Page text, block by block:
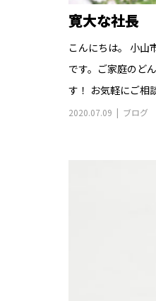
寛大な社長
こんにちは。 小山
です。ご家庭のど
す！ お気軽にご相
2020.07.09 ブログ